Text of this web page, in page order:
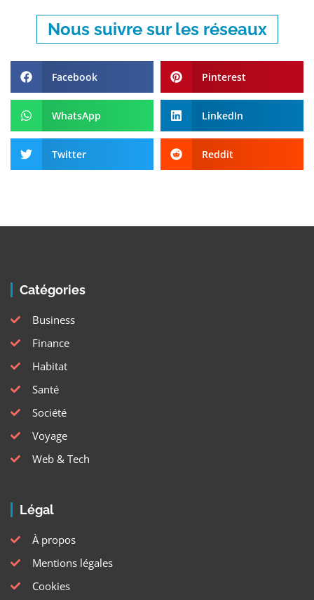
Nous suivre sur les réseaux
Facebook Pinterest
WhatsApp LinkedIn
Twitter Reddit
Catégories
Business
Finance
Habitat
Santé
Société
Voyage
Web & Tech
Légal
À propos
Mentions légales
Cookies